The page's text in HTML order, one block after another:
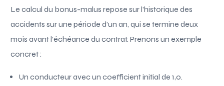
Le calcul du bonus-malus repose sur l’historique des
accidents sur une période d’un an, qui se termine deux
mois avant l’échéance du contrat. Prenons un exemple
concret :
Un conducteur avec un coefficient initial de 1,0.